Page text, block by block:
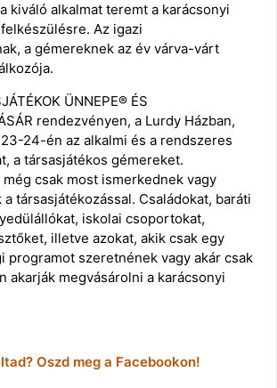
kiváló alkalmat teremt a karácsonyi
Az igazi
a gémereknek az év várva-várt
ÜNNEPE® ÉS
rendezvényen, a Lurdy Házban,
24-én az alkalmi és a rendszeres
a társasjátékos gémereket.
csak most ismerkednek vagy
társasjátékozással. Családokat, baráti
iskolai csoportokat,
illetve azokat, akik csak egy
programot szeretnének vagy akár csak
akarják megvásárolni a karácsonyi
Oszd meg a Facebookon!